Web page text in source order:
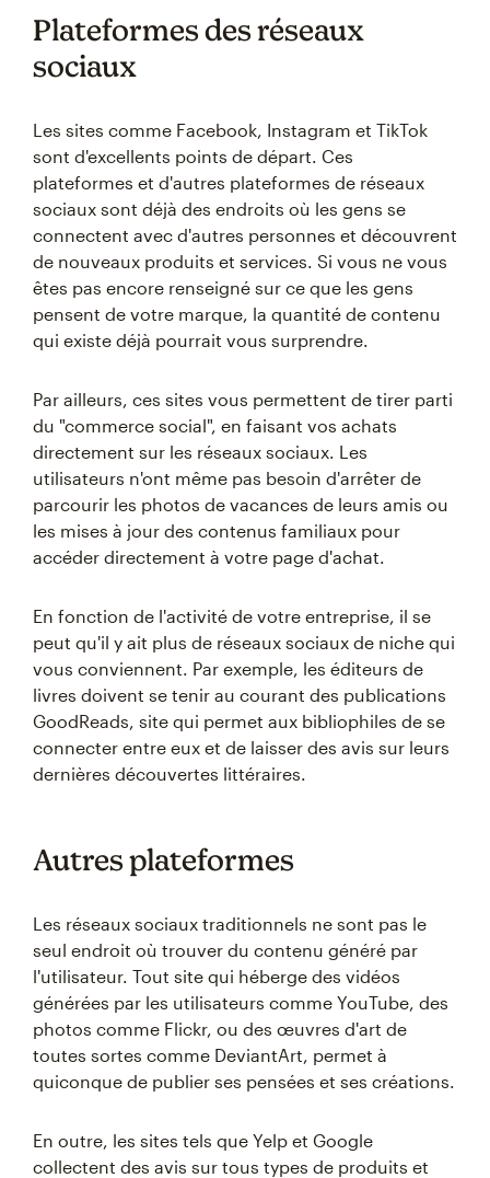
Plateformes des réseaux
sociaux
Les sites comme Facebook, Instagram et TikTok
sont d'excellents points de départ. Ces
plateformes et d'autres plateformes de réseaux
sociaux sont déjà des endroits où les gens se
connectent avec d'autres personnes et découvrent
de nouveaux produits et services. Si vous ne vous
êtes pas encore renseigné sur ce que les gens
pensent de votre marque, la quantité de contenu
qui existe déjà pourrait vous surprendre.
Par ailleurs, ces sites vous permettent de tirer parti
du "commerce social", en faisant vos achats
directement sur les réseaux sociaux. Les
utilisateurs n'ont même pas besoin d'arrêter de
parcourir les photos de vacances de leurs amis ou
les mises à jour des contenus familiaux pour
accéder directement à votre page d'achat.
En fonction de l'activité de votre entreprise, il se
peut qu'il y ait plus de réseaux sociaux de niche qui
vous conviennent. Par exemple, les éditeurs de
livres doivent se tenir au courant des publications
GoodReads, site qui permet aux bibliophiles de se
connecter entre eux et de laisser des avis sur leurs
dernières découvertes littéraires.
Autres plateformes
Les réseaux sociaux traditionnels ne sont pas le
seul endroit où trouver du contenu généré par
l'utilisateur. Tout site qui héberge des vidéos
générées par les utilisateurs comme YouTube, des
photos comme Flickr, ou des œuvres d'art de
toutes sortes comme DeviantArt, permet à
quiconque de publier ses pensées et ses créations.
En outre, les sites tels que Yelp et Google
collectent des avis sur tous types de produits et